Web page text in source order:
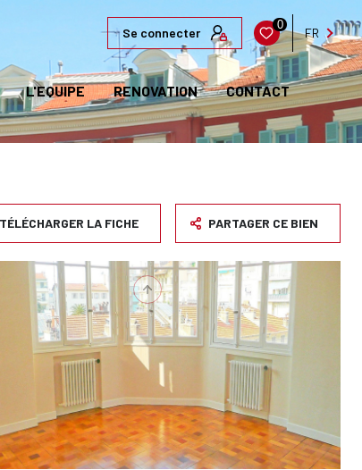
Se connecter
0
FR
L'EQUIPE RENOVATION CONTACT
TÉLÉCHARGER LA FICHE PARTAGER CE BIEN